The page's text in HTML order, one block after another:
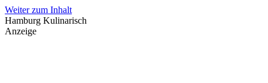
Weiter zum Inhalt
Hamburg Kulinarisch
Anzeige